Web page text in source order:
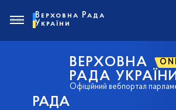
РАДА
ВЕРХОВНА
РАДА
Офіційний вебпортал
Верховна Рада
України